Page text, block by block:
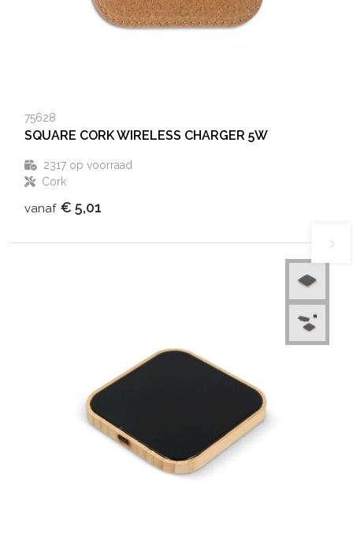
75628
SQUARE CORK WIRELESS CHARGER 5W
2317op voorraad
Cork
vanaf € 5,01